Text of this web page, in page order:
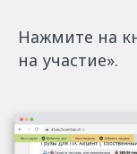
Нажмите на
на участие».